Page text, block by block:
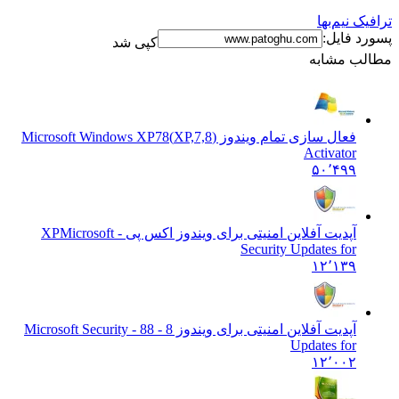
نیم‌بها
فایل:
کپی شد
مشابه
فعال سازی تمام ویندوز (XP,7,8)
Microsoft Windows XP78
Activator
۵۰٬۴۹۹
آپدیت آفلاین امنیتی برای ویندوز اکس پی - XP Microsoft
Security Updates for
۱۲٬۱۳۹
آپدیت آفلاین امنیتی برای ویندوز 8 - 8
8 - Microsoft Security
Updates for
۱۲٬۰۰۲